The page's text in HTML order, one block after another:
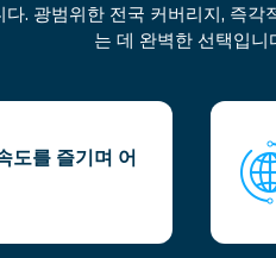
. 광범위한 전국 커버리지, 즉
는 데 완벽한 선택입니
도를 즐기며 어